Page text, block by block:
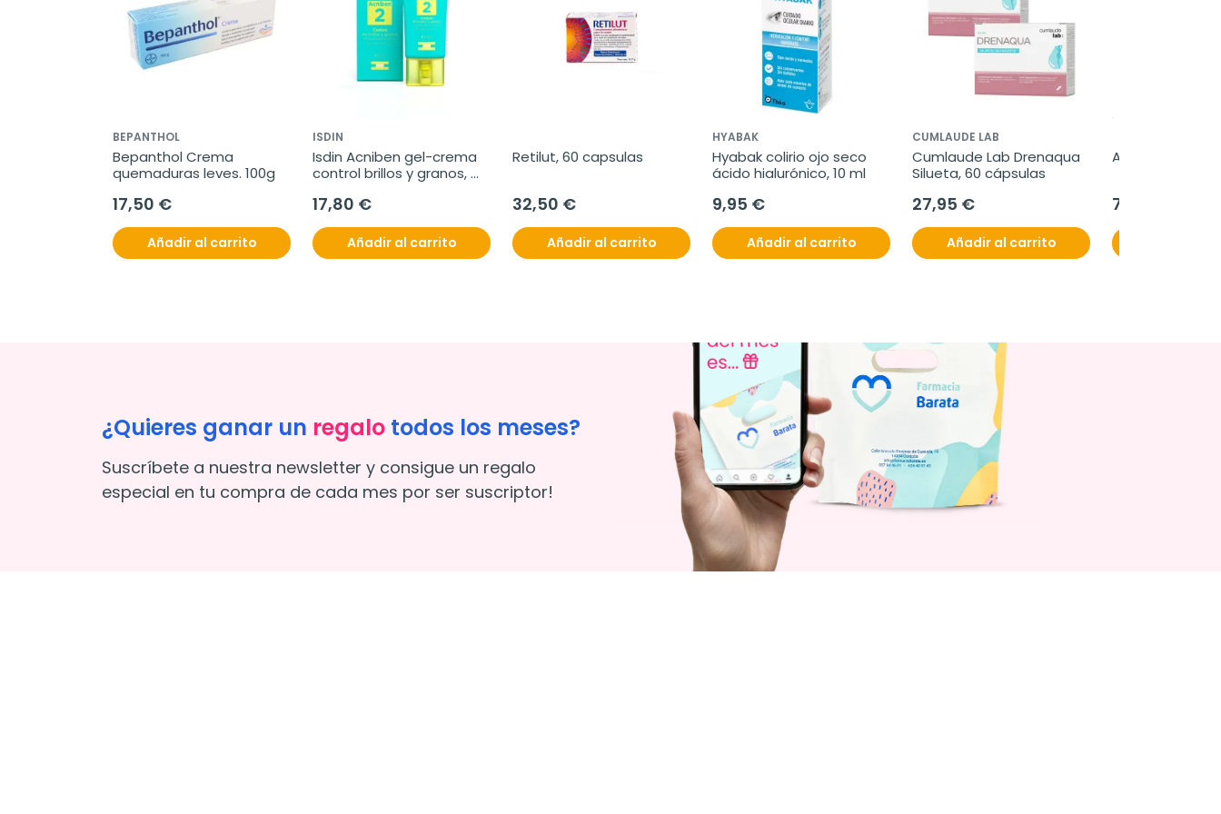
BEPANTHOL
Bepanthol Crema
quemaduras leves. 100g
17,50 €
Añadir al carrito
ISDIN
Isdin Acniben gel-crema
control brillos y granos,
17,80 €
Añadir al carrito
Retilut, 60 capsulas
32,50 €
Añadir al carrito
HYABAK
Hyabak colirio ojo seco
ácido hialurónico, 10 ml
9,95 €
Añadir al carrito
CUMLAUDE LAB
Cumlaude Lab Drenaqua
Silueta, 60 cápsulas
27,95 €
Añadir al carrito
Androferti, 60
74,95 €
¿Quieres ganar un regalo todos los meses?
Suscríbete a nuestra newsletter y consigue un regalo
especial en tu compra de cada mes por ser suscriptor!